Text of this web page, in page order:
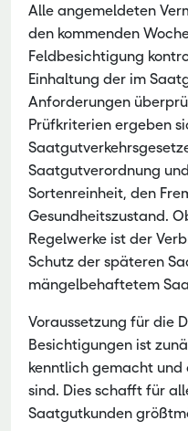
Alle angemeldeten
den kommenden
Feldbesichtigung
Einhaltung der im
Anforderungen
Prüfkriterien ergeben
Saatgutverordnung
Sortenreinheit, den
Gesundheitszustand.
Regelwerke ist der
Schutz der späteren
mängelbehaftetem
Voraussetzung für die
Besichtigungen ist
kenntlich gemacht
sind. Dies schafft für
Saatgutkunden